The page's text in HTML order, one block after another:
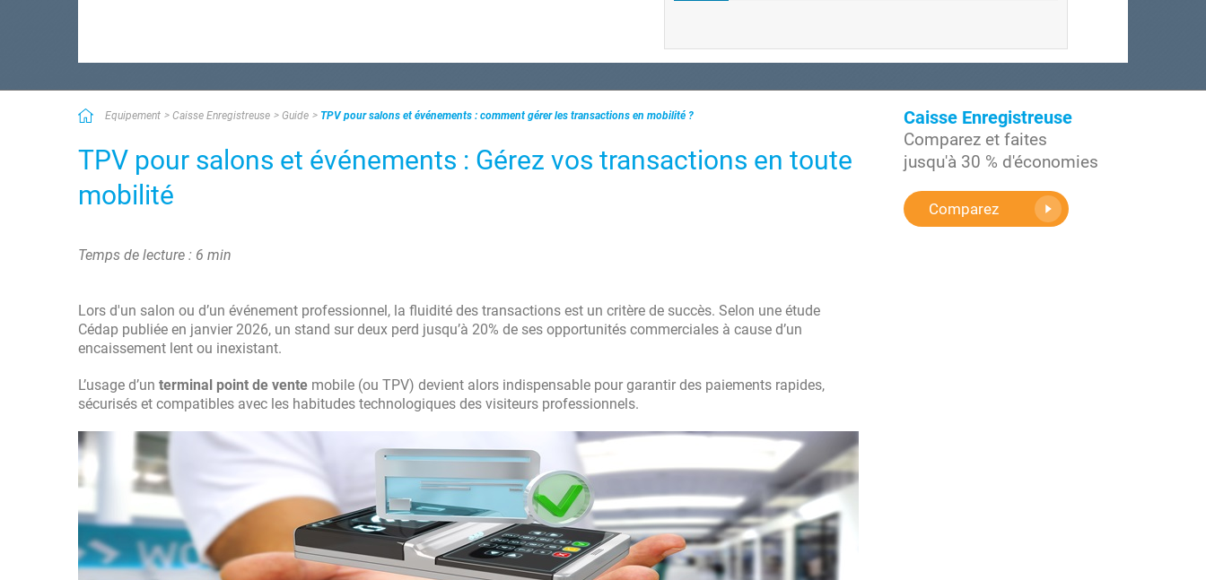
Equipement Caisse Enregistreuse Guide TPV pour salons et événements : comment gérer les transactions en mobilité ?
TPV pour salons et événements : Gérez vos transactions en toute
mobilité
Temps de lecture : 6 min
Lors d'un salon ou d’un événement professionnel, la fluidité des transactions est un critère de succès. Selon une étude
Cédap publiée en janvier 2026, un stand sur deux perd jusqu’à 20% de ses opportunités commerciales à cause d’un
encaissement lent ou inexistant.
L’usage d’un terminal point de vente mobile (ou TPV) devient alors indispensable pour garantir des paiements rapides,
sécurisés et compatibles avec les habitudes technologiques des visiteurs professionnels.
Caisse Enregistreuse
Comparez et faites
jusqu'à 30 % d'économies
Comparez